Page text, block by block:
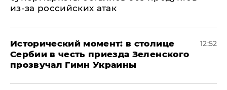
из-за российских атак
Исторический момент: в столице
Сербии в честь приезда Зеленского
прозвучал Гимн Украины
12:52